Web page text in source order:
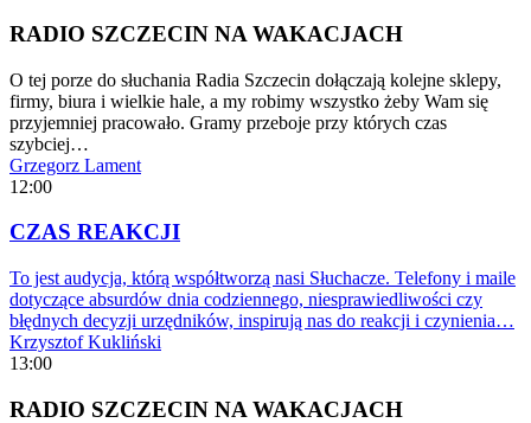
RADIO SZCZECIN NA WAKACJACH
O tej porze do słuchania Radia Szczecin dołączają kolejne sklepy,
firmy, biura i wielkie hale, a my robimy wszystko żeby Wam się
przyjemniej pracowało. Gramy przeboje przy których czas
szybciej…
Grzegorz Lament
12:00
CZAS REAKCJI
To jest audycja, którą współtworzą nasi Słuchacze. Telefony i maile
dotyczące absurdów dnia codziennego, niesprawiedliwości czy
błędnych decyzji urzędników, inspirują nas do reakcji i czynienia…
Krzysztof Kukliński
13:00
RADIO SZCZECIN NA WAKACJACH